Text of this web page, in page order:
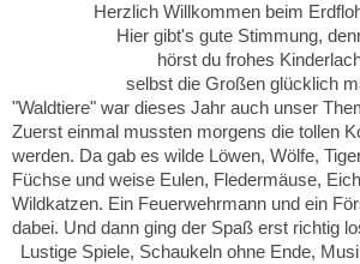
Herzlich Willkommen beim
Hier gibt's gute Stimmung,
hörst du frohes
selbst die Großen glücklich
"Waldtiere" war dieses Jahr auch unser
Zuerst einmal mussten morgens die tollen
werden. Da gab es wilde Löwen, Wölfe,
Füchse und weise Eulen, Fledermäuse,
Wildkatzen. Ein Feuerwehrmann und ein
dabei. Und dann ging der Spaß erst richtig
Lustige Spiele, Schaukeln ohne Ende,